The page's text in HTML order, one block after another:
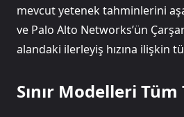
mevcut yetenek tahminlerini
ve Palo Alto Networks’ün
alandaki ilerleyiş hızına ilişkin
Sınır Modelleri